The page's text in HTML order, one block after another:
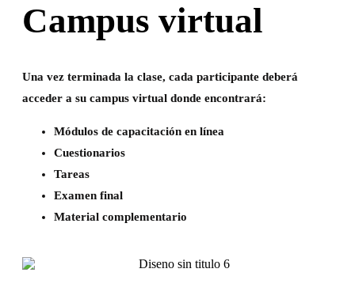
Campus virtual
Una vez terminada la clase, cada participante deberá
acceder a su campus virtual donde encontrará:
Módulos de capacitación en línea
Cuestionarios
Tareas
Examen final
Material complementario